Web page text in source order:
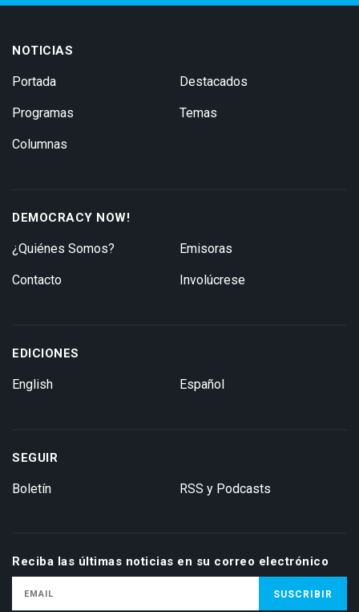
NOTICIAS
Portada
Programas
Columnas
Destacados
Temas
DEMOCRACY NOW!
¿Quiénes Somos?
Contacto
Emisoras
Involúcrese
EDICIONES
English Español
SEGUIR
Boletín RSS y Podcasts
Reciba las últimas noticias en su correo electrónico